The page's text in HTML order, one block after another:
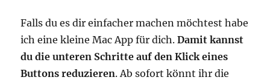
Falls du es dir einfacher machen möchtest habe
ich eine kleine Mac App für dich.Damit kannst
du die unteren Schritte auf den Klick eines
Buttons reduzieren. Ab sofort könnt ihr die